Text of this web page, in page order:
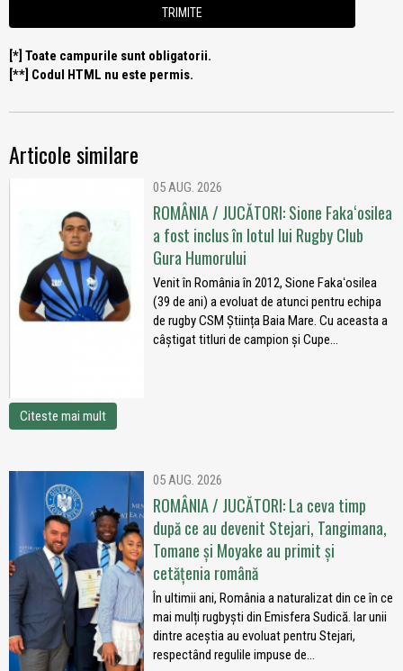
[*] Toate campurile sunt obligatorii.
[**] Codul HTML nu este permis.
Articole similare
05 AUG. 2026
ROMÂNIA / JUCĂTORI: Sione Fakaʻosilea
a fost inclus în lotul lui Rugby Club
Gura Humorului
Venit în România în 2012, Sione Fakaʻosilea
(39 de ani) a evoluat de atunci pentru echipa
de rugby CSM Știința Baia Mare. Cu aceasta a
câștigat titluri de campion și Cupe...
Citeste mai mult
05 AUG. 2026
ROMÂNIA / JUCĂTORI: La ceva timp
după ce au devenit Stejari, Tangimana,
Tomane și Moyake au primit și
cetățenia română
În ultimii ani, România a naturalizat din ce în ce
mai mulți rugbyști din Emisfera Sudică. Iar unii
dintre aceștia au evoluat pentru Stejari,
respectând regulile impuse de...